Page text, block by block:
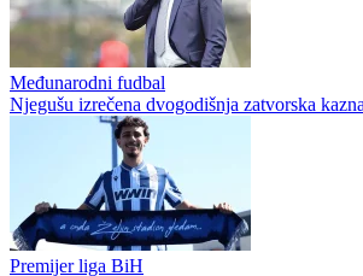
Prva liga RS
Omarska dovela najveće ljetno pojačanje
Prva liga RS
Čeka se zvanična potvrda sudijskih listi:
gledati na Prvoj ligi Republike Srpske?